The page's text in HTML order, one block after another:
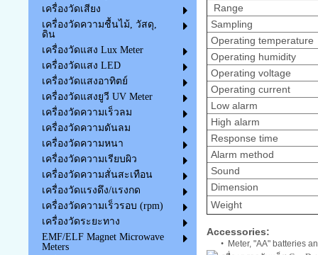
เครื่องวัดเสียง
เครื่องวัดความชื้นไม้, วัสดุ,
ดิน
เครื่องวัดแสง Lux Meter
เครื่องวัดแสง LED
เครื่องวัดแสงอาทิตย์
เครื่องวัดแสงยูวี UV Meter
เครื่องวัดความเร็วลม
เครื่องวัดความดันลม
เครื่องวัดความหนา
เครื่องวัดความเรียบผิว
เครื่องวัดความสั่นสะเทือน
เครื่องวัดแรงดึง/แรงกด
เครื่องวัดความเร็วรอบ (rpm)
เครื่องวัดระยะทาง
EMF/ELF Magnet Microwave
Meters
Range
Sampling
Operating temperature
Operating humidity
Operating voltage
Operating current
Low alarm
High alarm
Response time
Alarm method
Sound
Dimension
Weight
Accessories:
•Meter, "AA" batteries